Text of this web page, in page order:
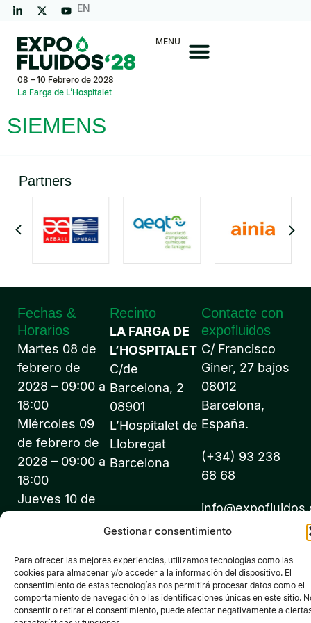
Gestionar consentimiento
Para ofrecer las mejores experiencias, utilizamos tecnologías como las
cookies para almacenar y/o acceder a la información del dispositivo. El
consentimiento de estas tecnologías nos permitirá procesar datos como el
comportamiento de navegación o las identificaciones únicas en este sitio.
consentir o retirar el consentimiento, puede afectar negativamente a
EN
08 – 10 Febrero de 2028
La Farga de L’Hospitalet
MENU
SIEMENS
Partners
Fechas &
Horarios
Martes 08 de
febrero de
2028 – 09:00 a
18:00
Miércoles 09
de febrero de
2028 – 09:00 a
18:00
Jueves 10 de
2028 – 09:00 a
18:00
Recinto
LA FARGA DE
L’HOSPITALET
C/de
Barcelona, 2
08901
L’Hospitalet de
Llobregat
Barcelona
Contacte con
expofluidos
C/ Francisco
Giner, 27 bajos
08012
Barcelona,
España.
(+34) 93 238
68 68